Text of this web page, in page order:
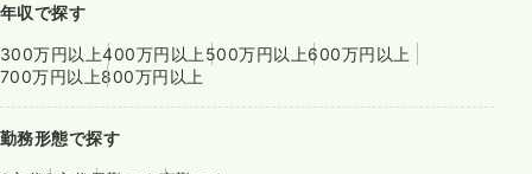
年収で探す
300万円以上400万円以上 500万円以上600万円以上
700万円以上800万円以上
勤務形態で探す